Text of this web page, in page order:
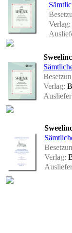
Verlag:
Verlag:
Verlag: